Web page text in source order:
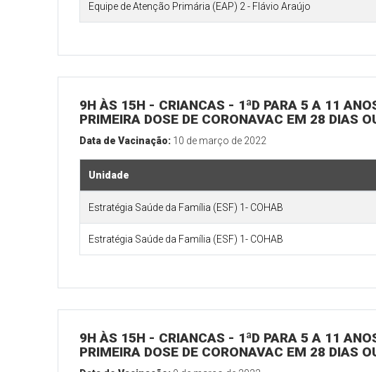
Equipe de Atenção Primária (EAP) 2 - Flávio Araújo
9H ÀS 15H - CRIANCAS - 1ªD PARA 5 A 11
PRIMEIRA DOSE DE CORONAVAC EM 28 DIAS
Data de Vacinação: 10 de março de 2022
Unidade
Estratégia Saúde da Família (ESF) 1- COHAB
Estratégia Saúde da Família (ESF) 1- COHAB
9H ÀS 15H - CRIANCAS - 1ªD PARA 5 A 11
PRIMEIRA DOSE DE CORONAVAC EM 28 DIAS